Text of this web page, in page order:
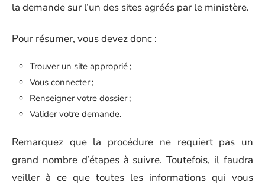
la demande sur l’un des sites agréés par le ministère.
Pour résumer, vous devez donc :
Trouver un site approprié ;
Vous connecter ;
Renseigner votre dossier ;
Valider votre demande.
Remarquez que la procédure ne requiert pas un
grand nombre d’étapes à suivre. Toutefois, il faudra
veiller à ce que toutes les informations qui vous